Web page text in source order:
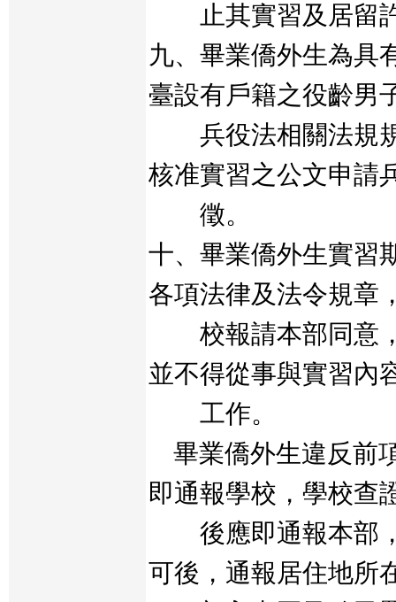
止其實習及居留
九、畢業僑外生為具
臺設有戶籍之役齡男
兵役法相關法規規
核准實習之公文申請
徵。
十、畢業僑外生實習
各項法律及法令規章
校報請本部同意，
並不得從事與實習內
工作。
畢業僑外生違反前
即通報學校，學校查
後應即通報本部，
可後，通報居住地所